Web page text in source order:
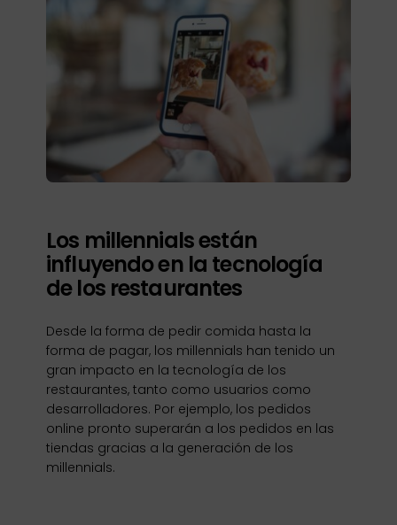
Los millennials están
influyendo en la tecnología
de los restaurantes
Desde la forma de pedir comida hasta la
forma de pagar, los millennials han tenido un
gran impacto en la tecnología de los
restaurantes, tanto como usuarios como
desarrolladores. Por ejemplo, los pedidos
online pronto superarán a los pedidos en las
tiendas gracias a la generación de los
millennials.